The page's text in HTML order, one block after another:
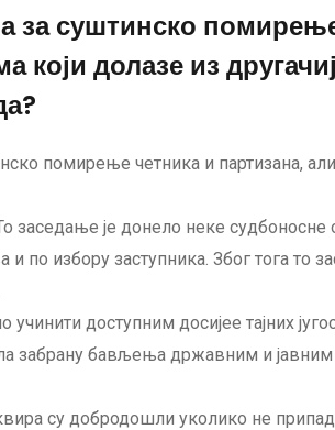
за суштинско
који долазе из
помирење четника и партизана,
заседање је донело неке
по избору заступника. Због тога то
учинити доступним досијее тајних
забрану бављења државним и
су добродошли уколико не